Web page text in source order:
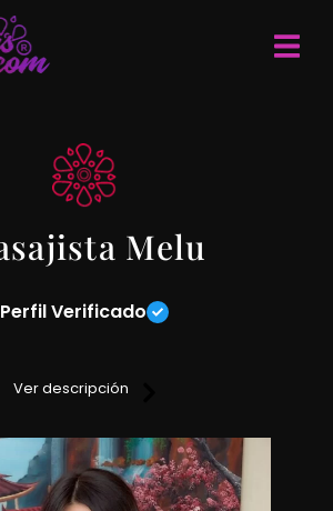
Melu
Perfil Verificado
al estrés. Te ofrezco una sesión de
anti estrés y sensitivos, cuento con
atención.
en contacto conmigo y te cuento mas.
Ver descripción